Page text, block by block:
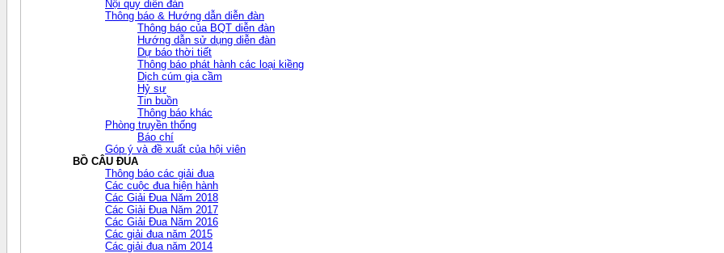
Nội quy diễn đàn
Thông báo & Hướng dẫn diễn đàn
Thông báo của BQT diễn đàn
Hướng dẫn sử dụng diễn đàn
Dự báo thời tiết
Thông báo phát hành các loại kiềng
Dịch cúm gia cầm
Hỷ sự
Tin buồn
Thông báo khác
Phòng truyền thống
Báo chí
Góp ý và đề xuất của hội viên
BỒ CÂU ĐUA
Thông báo các giải đua
Các cuộc đua hiện hành
Các Giải Đua Năm 2018
Các Giải Đua Năm 2017
Các Giải Đua Năm 2016
Các giải đua năm 2015
Các giải đua năm 2014